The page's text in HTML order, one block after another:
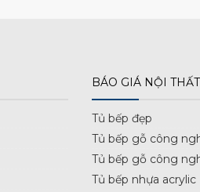
BÁO GIÁ NỘI THẤT
Tủ bếp đẹp
Tủ bếp gỗ công
Tủ bếp gỗ công
Tủ bếp nhựa acrylic